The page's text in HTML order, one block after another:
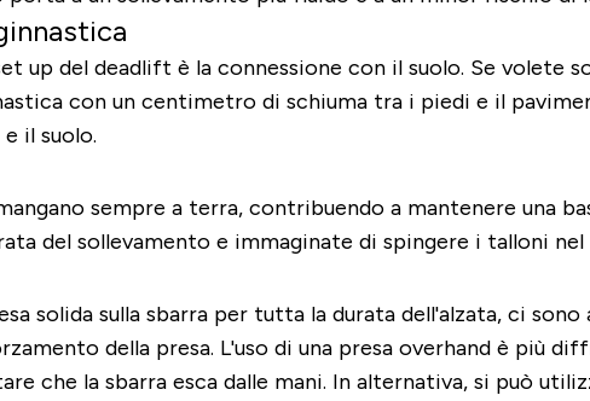
up del deadlift è la connessione con il suolo. Se volete
con un centimetro di schiuma tra i piedi e il
il suolo.
sempre a terra, contribuendo a mantenere una
del sollevamento e immaginate di spingere i talloni
solida sulla sbarra per tutta la durata dell'alzata, ci
della presa. L'uso di una presa overhand è più
che la sbarra esca dalle mani. In alternativa, si può